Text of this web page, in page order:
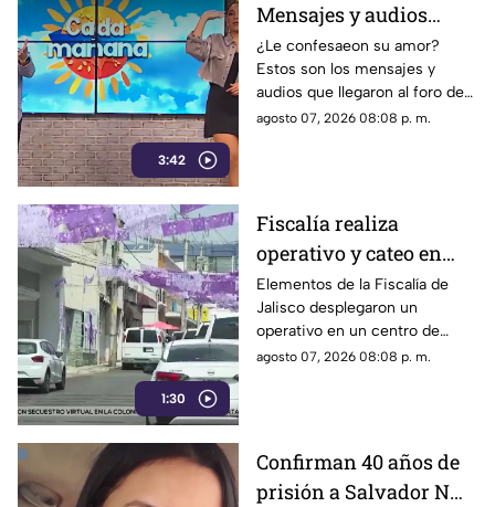
3:42
Mensajes y audios
llegaron al foro de
'Cada mañana'; parte 1
¿Le confesaeon su amor?
Estos son los mensajes y
audios que llegaron al foro de
‘Cada mañana’ estuvieron
agosto 07, 2026 08:08 p. m.
1:30
Fiscalía realiza
operativo y cateo en
anexo de la colonia
Olímpica en
Guadalajara
Elementos de la Fiscalía de
Jalisco desplegaron un
operativo en un centro de
rehabilitación de la colonia
agosto 07, 2026 08:08 p. m.
Confirman 40 años de
prisión a Salvador N